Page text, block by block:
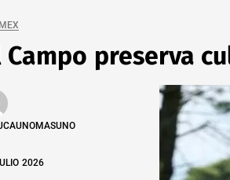
Campo preserva
2026